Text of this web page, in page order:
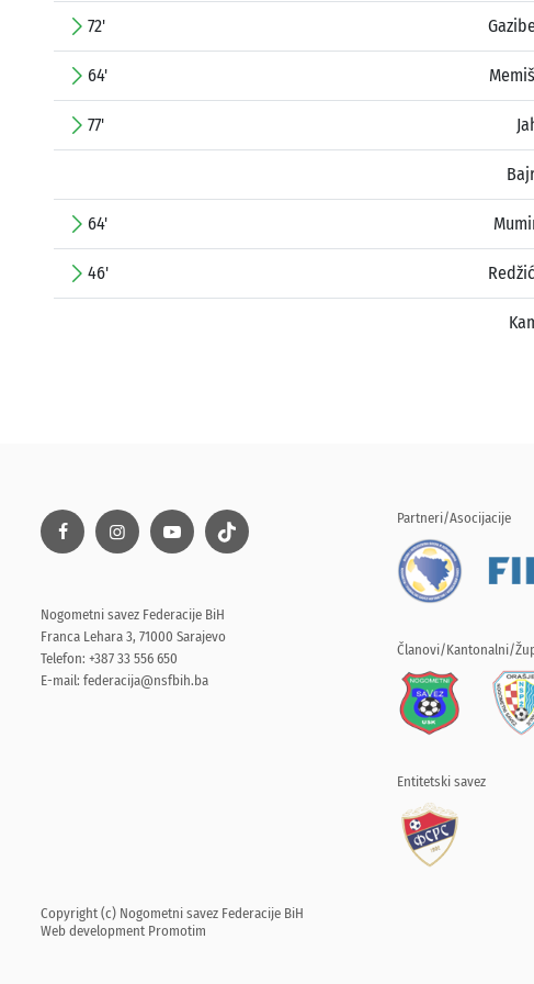
72'
64'
77'
64'
46'
Nogometni savez Federacije BiH
Franca Lehara 3, 71000 Sarajevo
Telefon: +387 33 556 650
E-mail: federacija@nsfbih.ba
Partneri/Asocijacije
Članovi/Kantonalni/
Entitetski savez
Copyright (c) Nogometni savez Federacije BiH
Web development Promotim